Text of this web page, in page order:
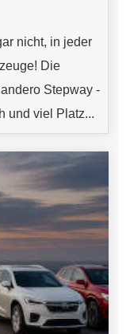
nicht, in jeder
Die
Stepway -
und viel Platz...